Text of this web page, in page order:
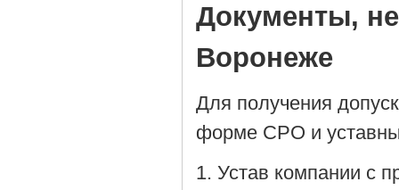
Документы,
Воронеже
Для получения
форме СРО и
Устав компании с